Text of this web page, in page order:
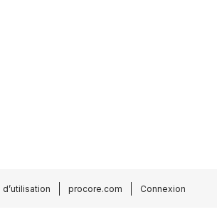
procore.com Connexion